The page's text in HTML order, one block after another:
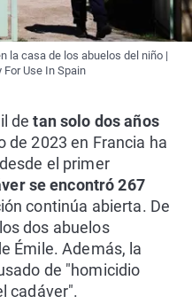
la casa de los abuelos del niño |
Use In Spain
detan solo dos años
de 2023 en Francia ha
el primer
se encontró 267
continúa abierta. De
dos abuelos
Émile. Además, la
de "homicidio
cadáver".